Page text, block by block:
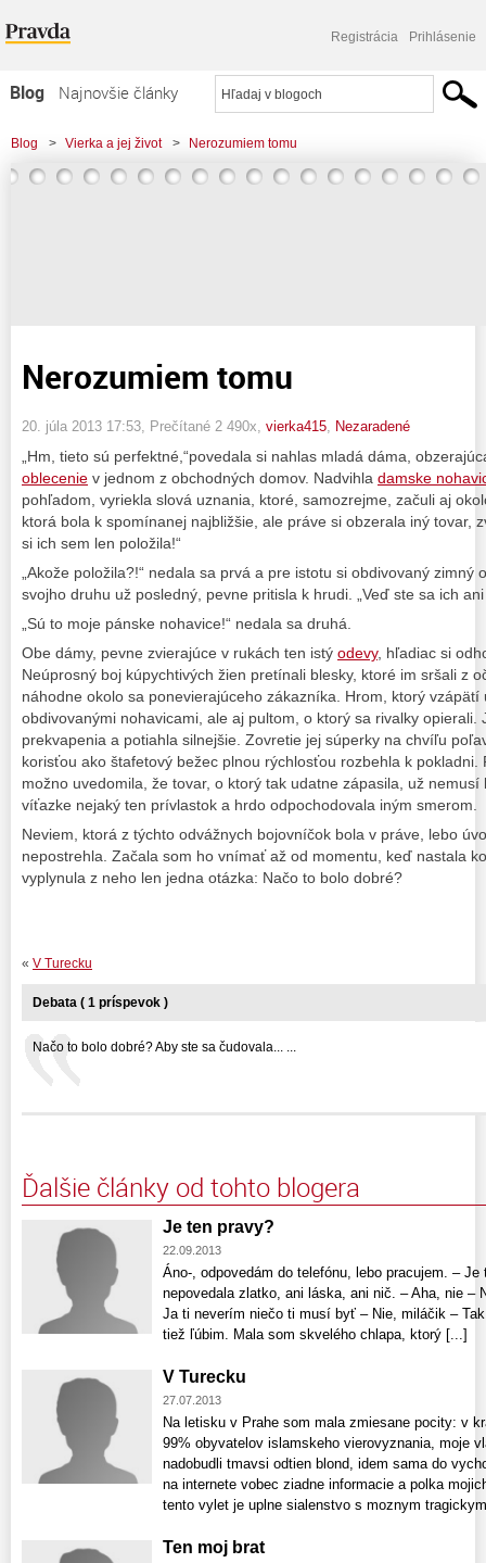
Registrácia Prihlásenie
Blog
Najnovšie články
Najčítanejšie články
Najkomentovanejšie články
Blog > Vierka a jej život > Nerozumiem tomu
Nerozumiem tomu
20. júla 2013 17:53 , Prečítané 2 490x, vierka415 Nezaradené
„Hm, tieto sú perfektné,“povedala si nahlas mladá dáma,
oblecenie v jednom z obchodných domov. Nadvihla damske
pohľadom, vyriekla slová uznania, ktoré, samozrejme, začuli aj
ktorá bola k spomínanej najbližšie, ale práve si obzerala iný tovar,
si ich sem len položila!“
„Akože položila?!“ nedala sa prvá a pre istotu si obdivovaný zimný
svojho druhu už posledný, pevne pritisla k hrudi. „Veď ste sa ich ani
„Sú to moje pánske nohavice!“ nedala sa druhá.
Obe dámy, pevne zvierajúce v rukách ten istý odevy, hľadiac si
Neúprosný boj kúpychtivých žien pretínali blesky, ktoré im sršali z
náhodne okolo sa ponevierajúceho zákazníka. Hrom, ktorý vzápätí
obdivovanými nohavicami, ale aj pultom, o ktorý sa rivalky opierali.
prekvapenia a potiahla silnejšie. Zovretie jej súperky na chvíľu
korisťou ako štafetový bežec plnou rýchlosťou rozbehla k pokladni.
možno uvedomila, že tovar, o ktorý tak udatne zápasila, už
víťazke nejaký ten prívlastok a hrdo odpochodovala iným smerom.
Neviem, ktorá z týchto odvážnych bojovníčok bola v práve, lebo
nepostrehla. Začala som ho vnímať až od momentu, keď nastala
vyplynula z neho len jedna otázka: Načo to bolo dobré?
« V Turecku
Debata ( 1 príspevok )
Načo to bolo dobré? Aby ste sa čudovala... ...
Ďalšie články od tohto blogera
Je ten pravy?
22.09.2013
Áno-, odpovedám do telefónu, lebo pracujem. –
nepovedala zlatko, ani láska, ani nič. – Aha, nie –
Ja ti neverím niečo ti musí byť – Nie, miláčik –
tiež ľúbim. Mala som skvelého chlapa, ktorý [...]
V Turecku
27.07.2013
Na letisku v Prahe som mala zmiesane pocity: v
99% obyvatelov islamskeho vierovyznania, moje
nadobudli tmavsi odtien blond, idem sama do
na internete vobec ziadne informacie a polka
tento vylet je uplne sialenstvo s moznym
Ten moj brat